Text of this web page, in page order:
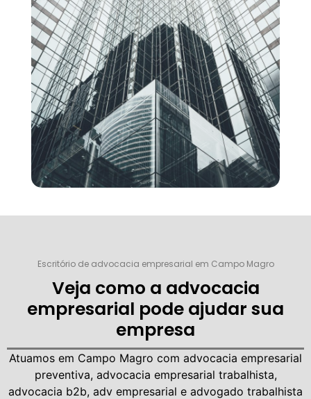
Escritório de advocacia empresarial em Campo Magro
Veja como a advocacia
empresarial pode ajudar sua
empresa
Atuamos em Campo Magro com advocacia empresarial
preventiva, advocacia empresarial trabalhista,
advocacia b2b, adv empresarial e advogado trabalhista